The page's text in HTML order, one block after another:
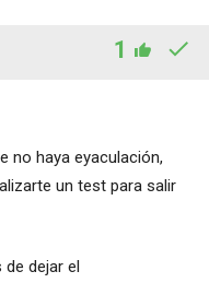
1
no haya eyaculación,
un test para salir
dejar el